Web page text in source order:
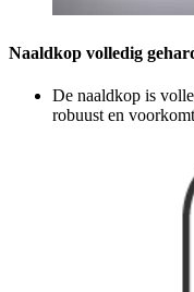
Naaldkop volledig
De naaldkop is
robuust en